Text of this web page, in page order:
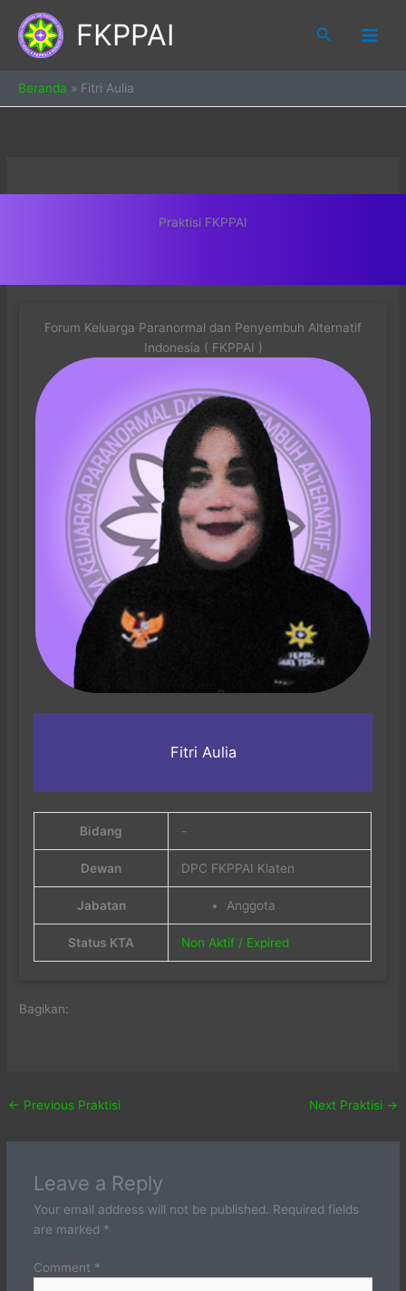
content
FKPPAI Search
Beranda » Fitri Aulia
Praktisi FKPPAI
Forum Keluarga Paranormal dan Penyembuh Alternatif
Indonesia ( FKPPAI )
Fitri Aulia
Bidang -
Dewan DPC FKPPAI Klaten
Jabatan Anggota
Status KTA Non Aktif / Expired
Bagikan:
← Previous Praktisi Next Praktisi →
Leave a Reply
Your email address will not be published.
Required fields
are marked *
Comment *